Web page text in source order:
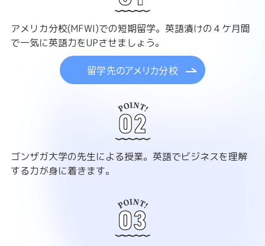
アメリカ分校(MFWI)での短期留学。英語漬けの４ケ月間
で一気に英語力をUPさせましょう。
留学先のアメリカ分校
ゴンザガ大学の先生による授業。英語でビジネスを理解
する力が身に着きます。